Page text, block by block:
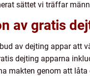
sättet vi träffar
av gratis
av dejting appar att
dejting apparna
makten genom att